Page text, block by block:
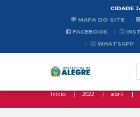
CIDADE
MAPA DO SITE
FACEBOOK
WHATSAPP
Início 2022 abril